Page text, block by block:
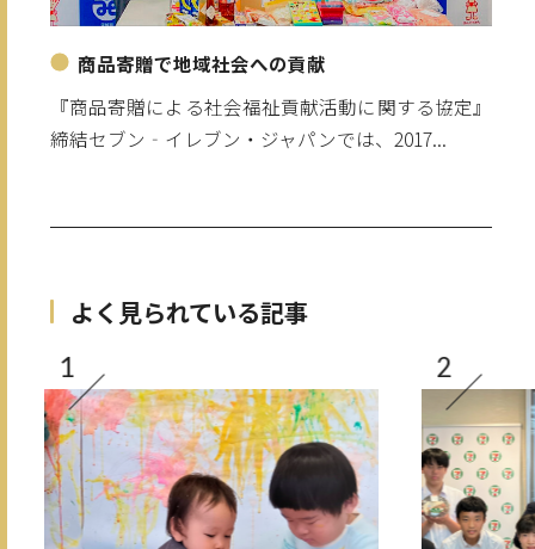
商品寄贈で地域社会への貢献
『商品寄贈による社会福祉貢献活動に関する協定』
締結セブン‐イレブン・ジャパンでは、2017...
よく見られている記事
1 2